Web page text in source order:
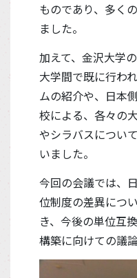
ものであり、多く
ました。
加えて、金沢大学
大学間で既に行わ
ムの紹介や、日本
校による、各々の
やシラバスについ
いました。
今回の会議では、
位制度の差異につ
き、今後の単位互
構築に向けての議